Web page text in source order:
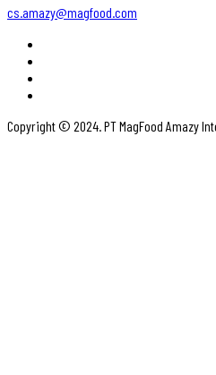
cs.amazy@magfood.com
Copyright © 2024. PT MagFood Amazy